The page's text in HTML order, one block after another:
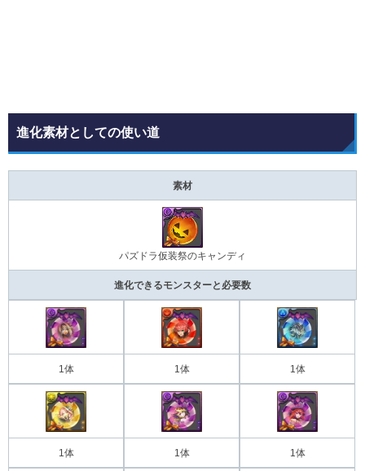
進化素材としての使い道
素材
パズドラ仮装祭のキャンディ
進化できるモンスターと必要数
1体 1体 1体
1体 1体 1体